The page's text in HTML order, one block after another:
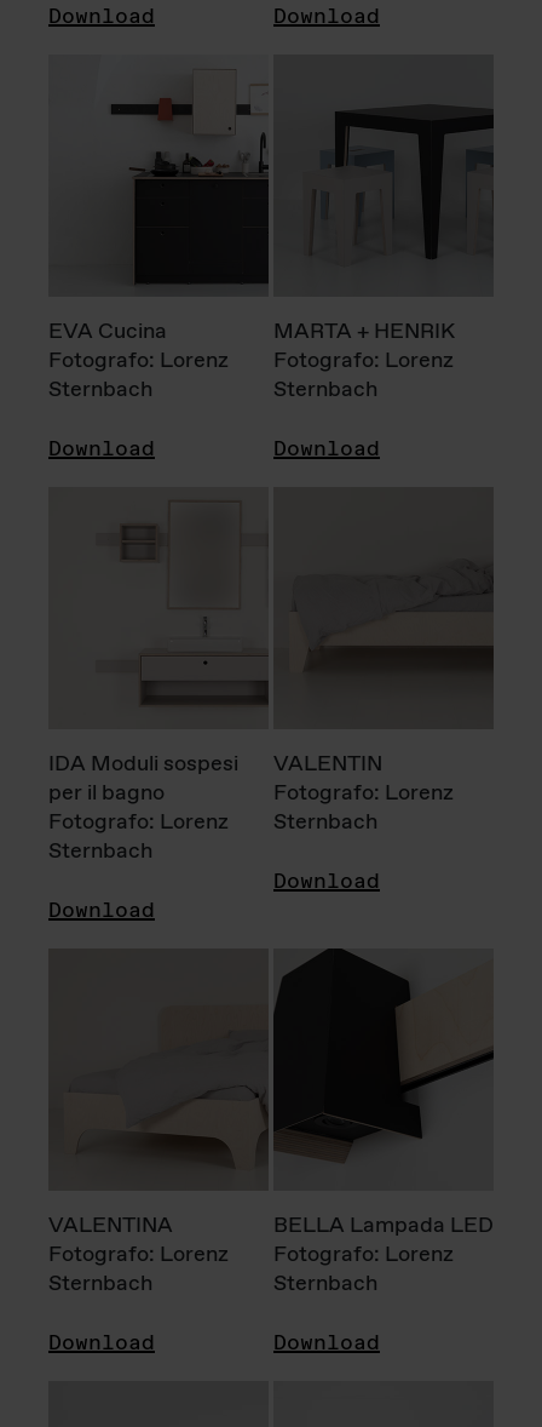
Download Download
EVA Cucina
Fotografo: Lorenz
Sternbach
Download
MARTA + HENRIK
Fotografo: Lorenz
Sternbach
Download
IDA Moduli sospesi
per il bagno
Fotografo: Lorenz
Sternbach
Download
VALENTIN
Fotografo: Lorenz
Sternbach
Download
VALENTINA
Fotografo: Lorenz
Sternbach
Download
BELLA Lampada LED
Fotografo: Lorenz
Sternbach
Download